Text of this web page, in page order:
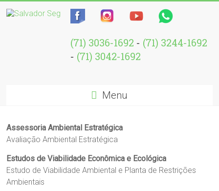
(71) 3036-1692 - (71) 3244-1692
- (71) 3042-1692
Menu
Assessoria Ambiental Estratégica
Avaliação Ambiental Estratégica
Estudos de Viabilidade Econômica e Ecológica
Estudo de Viabilidade Ambiental e Planta de Restrições
Ambientais